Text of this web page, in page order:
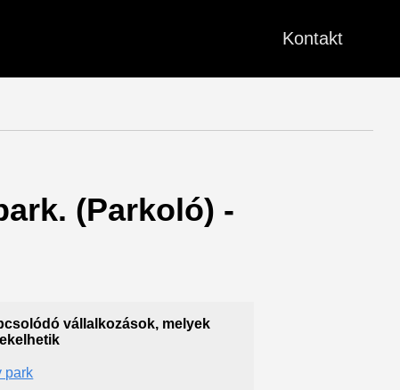
Kontakt
(Parkoló) -
vállalkozások, melyek
park